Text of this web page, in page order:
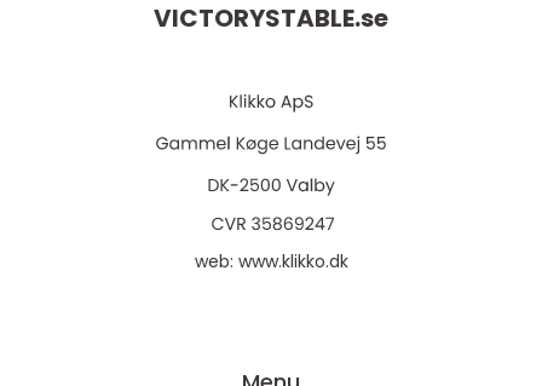
VICTORYSTABLE.se
web: www.klikko.dk